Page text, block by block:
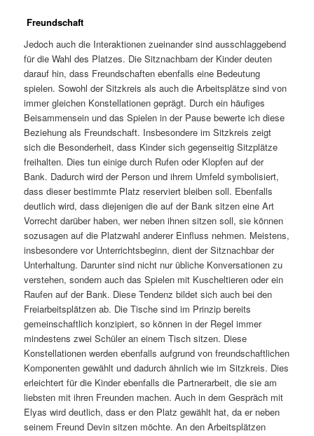
Freundschaft
Jedoch auch die Interaktionen zueinander sind ausschlaggebend
für die Wahl des Platzes. Die Sitznachbarn der Kinder deuten
darauf hin, dass Freundschaften ebenfalls eine Bedeutung
spielen. Sowohl der Sitzkreis als auch die Arbeitsplätze sind von
immer gleichen Konstellationen geprägt. Durch ein häufiges
Beisammensein und das Spielen in der Pause bewerte ich diese
Beziehung als Freundschaft. Insbesondere im Sitzkreis zeigt
sich die Besonderheit, dass Kinder sich gegenseitig Sitzplätze
freihalten. Dies tun einige durch Rufen oder Klopfen auf der
Bank. Dadurch wird der Person und ihrem Umfeld symbolisiert,
dass dieser bestimmte Platz reserviert bleiben soll. Ebenfalls
deutlich wird, dass diejenigen die auf der Bank sitzen eine Art
Vorrecht darüber haben, wer neben ihnen sitzen soll, sie können
sozusagen auf die Platzwahl anderer Einfluss nehmen. Meistens,
insbesondere vor Unterrichtsbeginn, dient der Sitznachbar der
Unterhaltung. Darunter sind nicht nur übliche Konversationen zu
verstehen, sondern auch das Spielen mit Kuscheltieren oder ein
Raufen auf der Bank. Diese Tendenz bildet sich auch bei den
Freiarbeitsplätzen ab. Die Tische sind im Prinzip bereits
gemeinschaftlich konzipiert, so können in der Regel immer
mindestens zwei Schüler an einem Tisch sitzen. Diese
Konstellationen werden ebenfalls aufgrund von freundschaftlichen
Komponenten gewählt und dadurch ähnlich wie im Sitzkreis. Dies
erleichtert für die Kinder ebenfalls die Partnerarbeit, die sie am
liebsten mit ihren Freunden machen. Auch in dem Gespräch mit
Elyas wird deutlich, dass er den Platz gewählt hat, da er neben
seinem Freund Devin sitzen möchte. An den Arbeitsplätzen